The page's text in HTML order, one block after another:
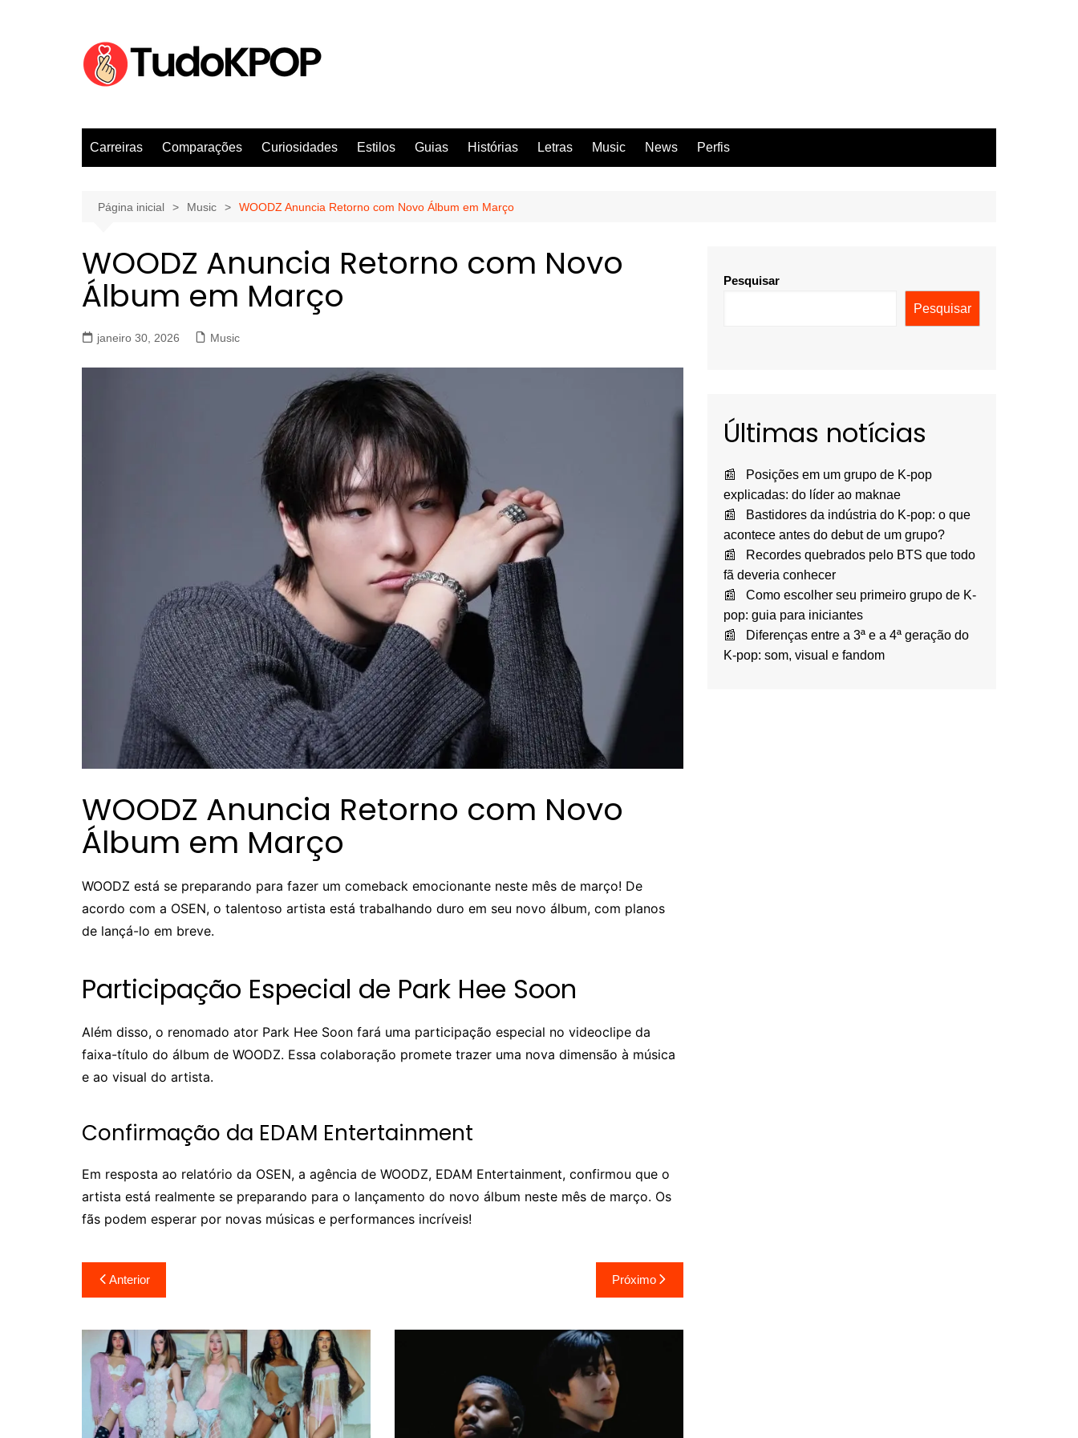
Carreiras Comparações Curiosidades Estilos Guias Histórias Letras Music News Perfis
Página inicial Music WOODZ Anuncia Retorno com Novo Álbum em Março
WOODZ Anuncia Retorno com Novo
Álbum em Março
janeiro 30, 2026 Music
WOODZ Anuncia Retorno com Novo
Álbum em Março
WOODZ está se preparando para fazer um comeback emocionante neste mês de março! De
acordo com a OSEN, o talentoso artista está trabalhando duro em seu novo álbum, com planos
de lançá-lo em breve.
Participação Especial de Park Hee Soon
Além disso, o renomado ator Park Hee Soon fará uma participação especial no videoclipe da
faixa-título do álbum de WOODZ. Essa colaboração promete trazer uma nova dimensão à música
e ao visual do artista.
Confirmação da EDAM Entertainment
Em resposta ao relatório da OSEN, a agência de WOODZ, EDAM Entertainment, confirmou que o
artista está realmente se preparando para o lançamento do novo álbum neste mês de março. Os
fãs podem esperar por novas músicas e performances incríveis!
Navegação
de
Post
Anterior Próximo
Pesquisar
Pesquisar
Últimas notícias
Posições em um grupo de K-pop
explicadas: do líder ao maknae
Bastidores da indústria do K-pop: o que
acontece antes do debut de um grupo?
Recordes quebrados pelo BTS que todo
fã deveria conhecer
Como escolher seu primeiro grupo de K-
pop: guia para iniciantes
Diferenças entre a 3ª e a 4ª geração do
K-pop: som, visual e fandom